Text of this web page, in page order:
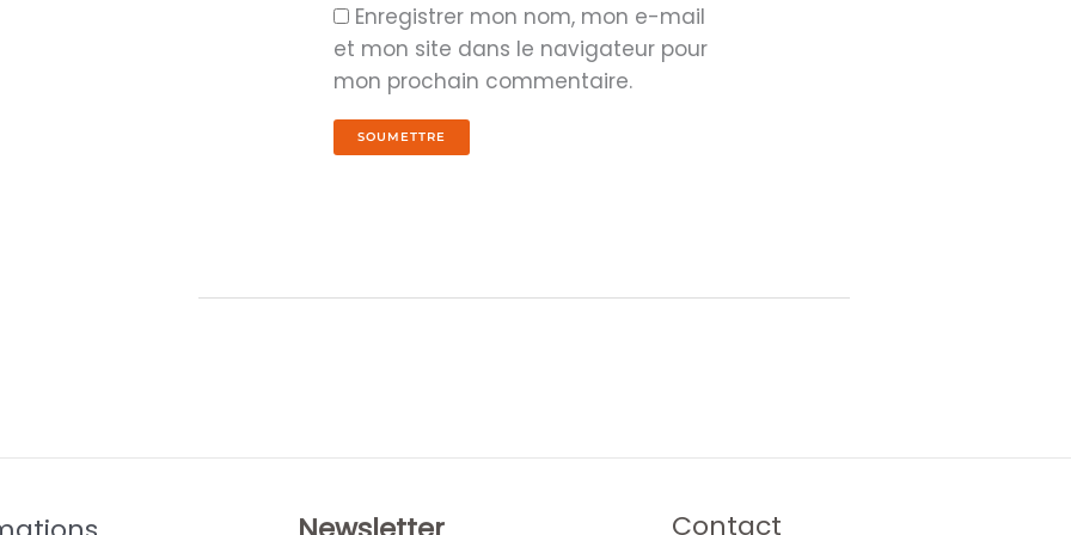
Enregistrer mon nom, mon e-mail
et mon site dans le navigateur pour
mon prochain commentaire.
Contact